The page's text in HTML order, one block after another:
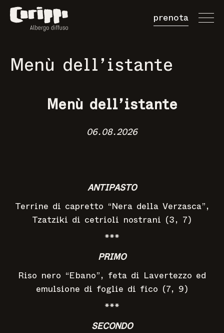
prenota
Prenota Tavolo
Menù dell’istante
Menù dell’istante
06.08.2026
ANTIPASTO
Terrine di capretto “Nera della Verzasca”,
Tzatziki di cetrioli nostrani (3, 7)
***
PRIMO
Riso nero “Ebano”, feta di Lavertezzo ed
emulsione di foglie di fico (7, 9)
***
SECONDO